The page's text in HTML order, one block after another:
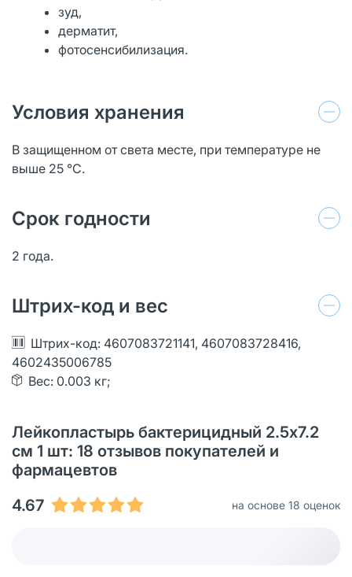
зуд,
дерматит,
фотосенсибилизация.
Условия хранения
В защищенном от света месте, при температуре не
выше 25 °C.
Срок годности
2 года.
Штрих-код и вес
Штрих-код: 4607083721141, 4607083728416,
4602435006785
Вес: 0.003 кг;
Лейкопластырь бактерицидный 2.5х7.2
см 1 шт: 18 отзывов покупателей и
фармацевтов
4.67
на основе 18 оценок